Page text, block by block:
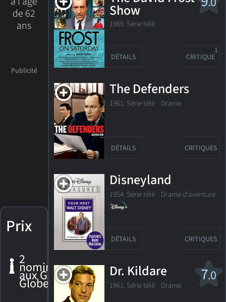
de 62
ans
Prix
2
nominations
aux Golden
Globes
Show
1969. Série télé
DÉTAILS CRITIQUE
1
The Defenders
1961. Série télé Drame
DÉTAILS CRITIQUES
Disneyland
1954. Série télé Drame d'aventure
DÉTAILS CRITIQUES
7.0
Dr. Kildare
1961. Série télé Drame